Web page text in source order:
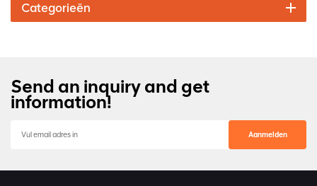
Categorieën
Send an inquiry and get
information!